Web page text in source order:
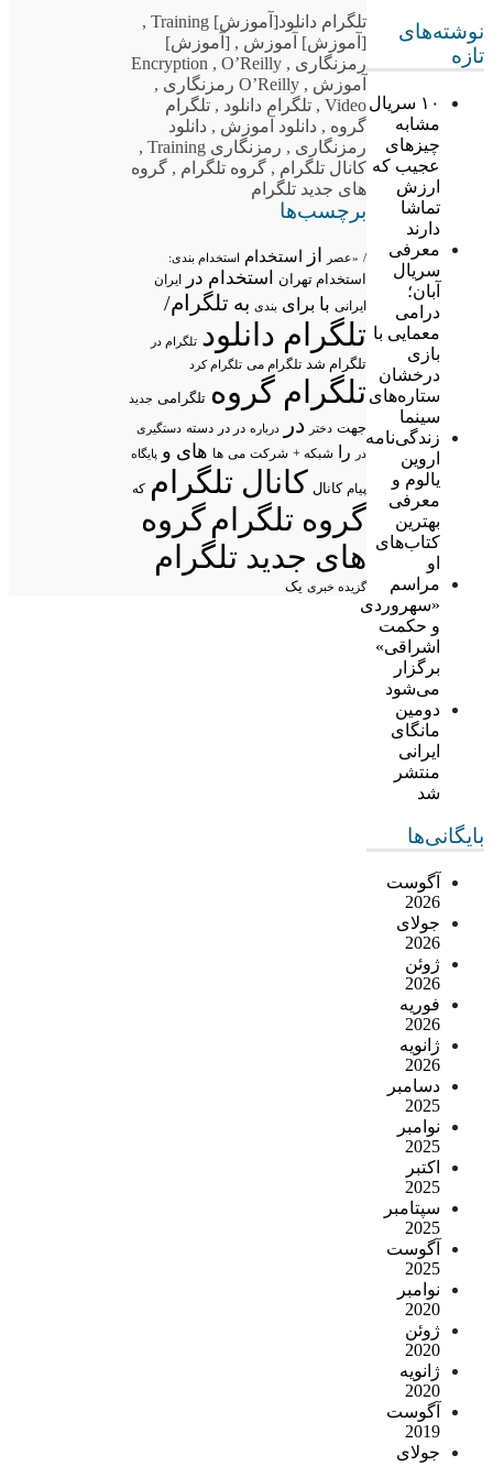
نوشته‌های
تازه
۱۰ سریال
مشابه
چیزهای
عجیب که
ارزش
تماشا
دارند
معرفی
سریال
آبان؛
درامی
معمایی با
بازی
درخشان
ستاره‌های
سینما
زندگی‌نامه
اروین
یالوم و
معرفی
بهترین
کتاب‌های
او
مراسم
«سهروردی
و حکمت
اشراقی»
برگزار
می‌شود
دومین
مانگای
ایرانی
منتشر
شد
بایگانی‌ها
آگوست
2026
جولای
2026
ژوئن
2026
فوریه
2026
ژانویه
2026
دسامبر
2025
نوامبر
2025
اکتبر
2025
سپتامبر
2025
آگوست
2025
نوامبر
2020
ژوئن
2020
ژانویه
2020
آگوست
2019
جولای
تلگرام دانلود[آموزش] Training
,
[آموزش] آموزش , [آموزش]
رمزنگاری ,
Encryption ,O’Reilly
آموزش , O’Reilly رمزنگاری
,
Video
, تلگرام دانلود , تلگرام
گروه , دانلود آموزش , دانلود
رمزنگاری , رمزنگاری Training
,
کانال تلگرام , گروه تلگرام , گروه
های جدید تلگرام
برچسب‌ها
/ «عصر از استخدام استخدام بندی:
استخدام تهران استخدام در ایران
ایرانی با برای بندی به تلگرام/
تلگرام دانلود تلگرام در
تلگرام شد تلگرام می تلگرام کرد
تلگرام گروه تلگرامی جدید
جهت دختر در درباره در در دسته دستگیری
در
را شبکه + شرکت می ها های و پایگاه
پیام کانال کانال تلگرام که
گروه تلگرامگروه
های جدید تلگرام
گزیده خبری یک